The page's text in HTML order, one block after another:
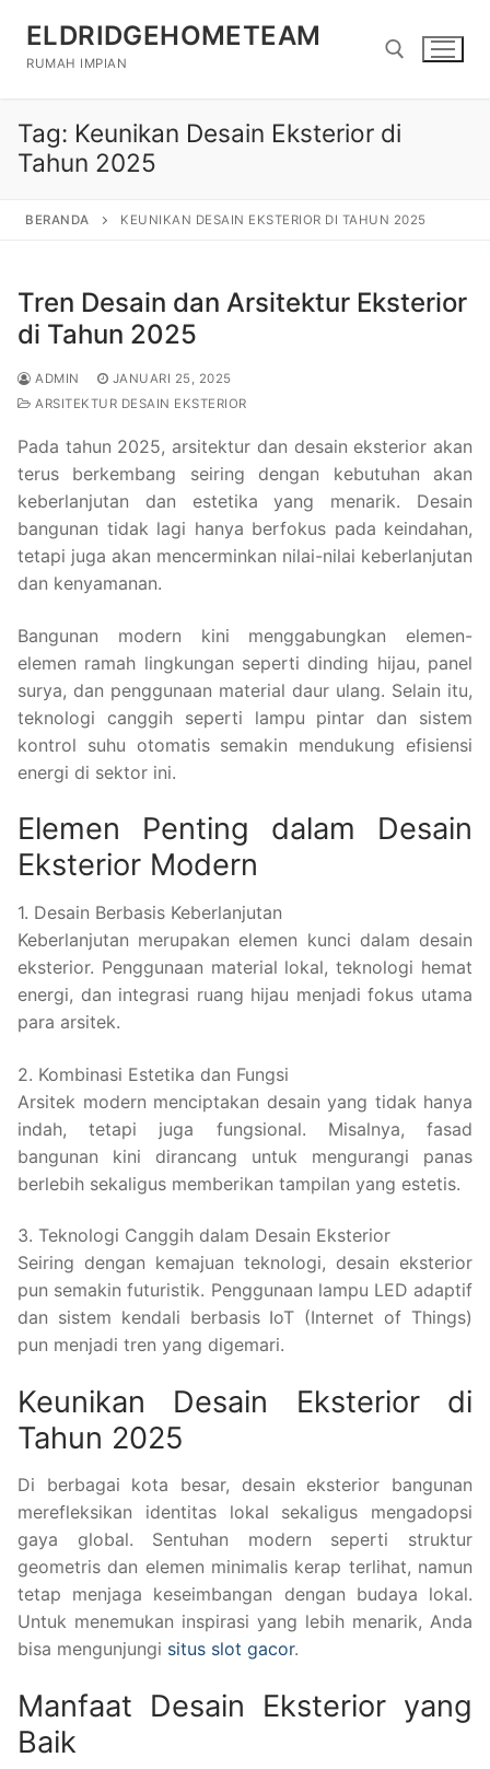
konten
ELDRIDGEHOMETEAM
RUMAH IMPIAN
Cari:
Tag: Keunikan Desain Eksterior di
Tahun 2025
BERANDA KEUNIKAN DESAIN EKSTERIOR DI TAHUN 2025
Tren Desain dan Arsitektur Eksterior
di Tahun 2025
ADMIN
JANUARI 25, 2025
ARSITEKTUR DESAIN EKSTERIOR
Pada tahun 2025, arsitektur dan desain eksterior akan
terus berkembang seiring dengan kebutuhan akan
keberlanjutan dan estetika yang menarik. Desain
bangunan tidak lagi hanya berfokus pada keindahan,
tetapi juga akan mencerminkan nilai-nilai keberlanjutan
dan kenyamanan.
Bangunan modern kini menggabungkan elemen-
elemen ramah lingkungan seperti dinding hijau, panel
surya, dan penggunaan material daur ulang. Selain itu,
teknologi canggih seperti lampu pintar dan sistem
kontrol suhu otomatis semakin mendukung efisiensi
energi di sektor ini.
Elemen Penting dalam Desain
Eksterior Modern
1. Desain Berbasis Keberlanjutan
Keberlanjutan merupakan elemen kunci dalam desain
eksterior. Penggunaan material lokal, teknologi hemat
energi, dan integrasi ruang hijau menjadi fokus utama
para arsitek.
2. Kombinasi Estetika dan Fungsi
Arsitek modern menciptakan desain yang tidak hanya
indah, tetapi juga fungsional. Misalnya, fasad
bangunan kini dirancang untuk mengurangi panas
berlebih sekaligus memberikan tampilan yang estetis.
3. Teknologi Canggih dalam Desain Eksterior
Seiring dengan kemajuan teknologi, desain eksterior
pun semakin futuristik. Penggunaan lampu LED adaptif
dan sistem kendali berbasis IoT (Internet of Things)
pun menjadi tren yang digemari.
Keunikan Desain Eksterior di
Tahun 2025
Di berbagai kota besar, desain eksterior bangunan
merefleksikan identitas lokal sekaligus mengadopsi
gaya global. Sentuhan modern seperti struktur
geometris dan elemen minimalis kerap terlihat, namun
tetap menjaga keseimbangan dengan budaya lokal.
Untuk menemukan inspirasi yang lebih menarik, Anda
bisa mengunjungi situs slot gacor.
Manfaat Desain Eksterior yang
Baik